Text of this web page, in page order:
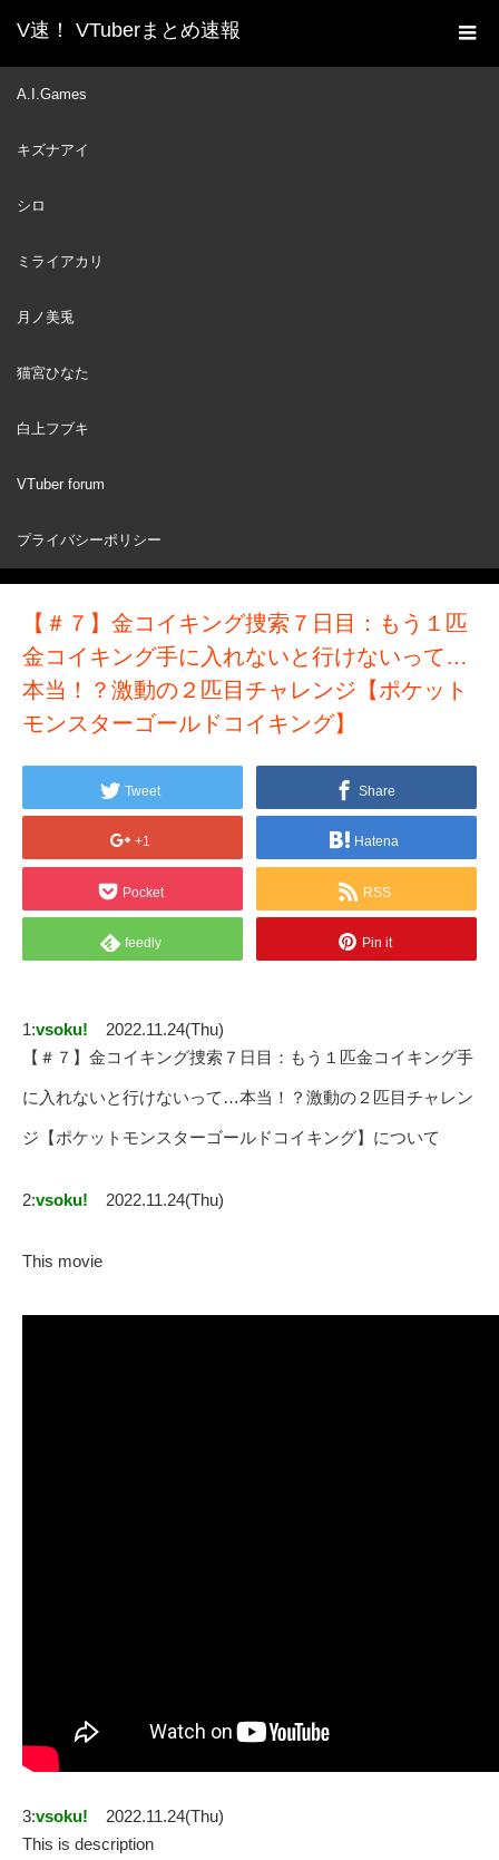
V速！ VTuberまとめ速報
A.I.Games
キズナアイ
シロ
ミライアカリ
月ノ美兎
猫宮ひなた
白上フブキ
VTuber forum
プライバシーポリシー
ホーム
新着動画一覧
当！？激動の２匹目チャレンジ【ポケットモンスターゴールドコ
24
【＃７】金コイキング捜索７日目：もう１匹
金コイキング手に入れないと行けないって…
本当！？激動の２匹目チャレンジ【ポケット
モンスターゴールドコイキング】
Tweet Share
+1 Hatena
Pocket RSS
feedly Pin it
1:vsoku!
2022.11.24(Thu)
【＃７】金コイキング捜索７日目：もう１匹金コイキング手
に入れないと行けないって…本当！？激動の２匹目チャレン
ジ【ポケットモンスターゴールドコイキング】について
2:vsoku! 2022.11.24(Thu)
This movie
3:vsoku!
2022.11.24(Thu)
This is description